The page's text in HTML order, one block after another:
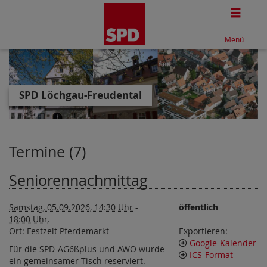
Menü
SPD Löchgau-Freudental
Termine (7)
Seniorennachmittag
öffentlich
Exportieren:
Google-Kalender
ICS-Format
Samstag, 05.09.2026, 14:30 Uhr -
18:00 Uhr.
Ort: Festzelt Pferdemarkt
Für die SPD-AG6ßplus und AWO wurde
ein gemeinsamer Tisch reserviert.